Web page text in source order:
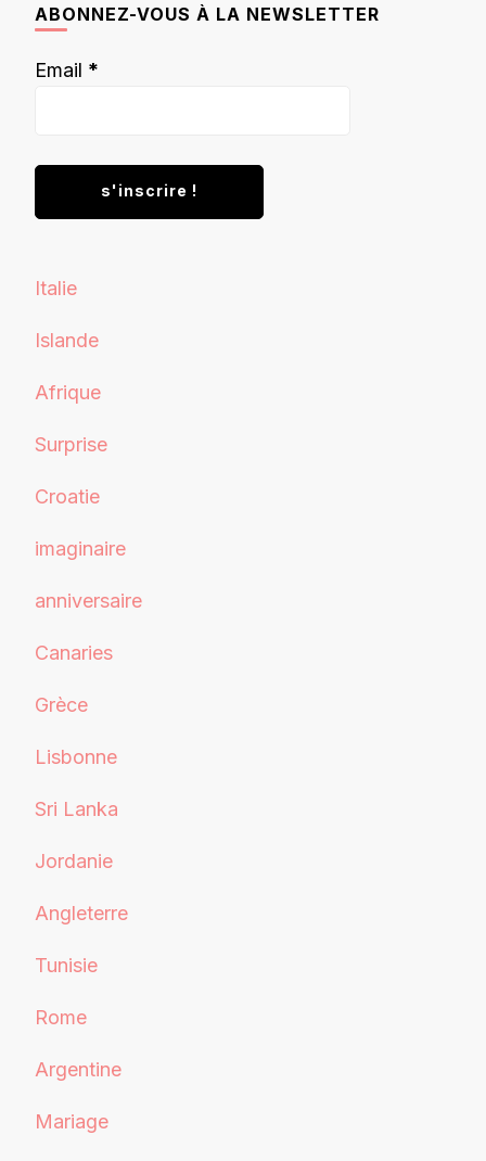
ABONNEZ-VOUS À LA NEWSLETTER
Email *
Italie
Islande
Afrique
Surprise
Croatie
imaginaire
anniversaire
Canaries
Grèce
Lisbonne
Sri Lanka
Jordanie
Angleterre
Tunisie
Rome
Argentine
Mariage